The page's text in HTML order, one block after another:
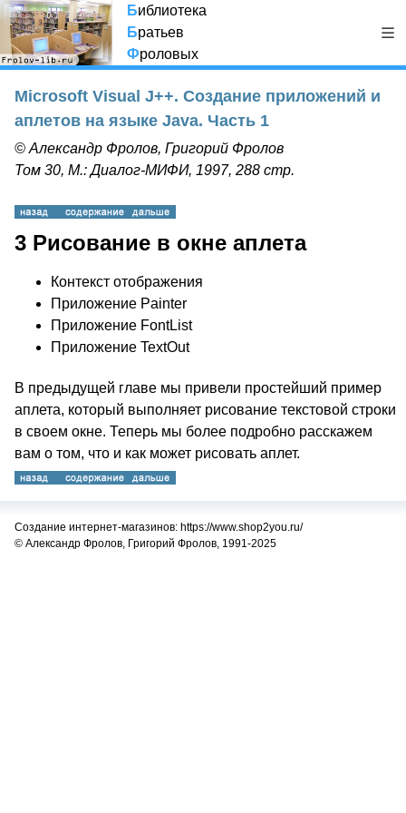
Библиотека
Братьев
Фроловых
Microsoft Visual J++. Создание приложений и
аплетов на языке Java. Часть 1
© Александр Фролов, Григорий Фролов
Том 30, М.: Диалог-МИФИ, 1997, 288 стр.
3 Рисование в окне аплета
Контекст отображения
Приложение Painter
Приложение FontList
Приложение TextOut
В предыдущей главе мы привели простейший пример
аплета, который выполняет рисование текстовой строки
в своем окне. Теперь мы более подробно расскажем
вам о том, что и как может рисовать аплет.
Создание интернет-магазинов: https://www.shop2you.ru/
© Александр Фролов, Григорий Фролов, 1991-2025